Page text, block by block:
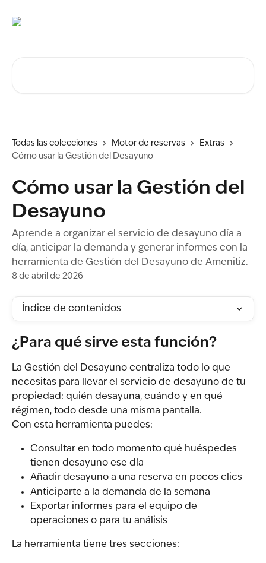
Todas las colecciones Motor de reservas
Extras
Cómo usar la Gestión del Desayuno
Cómo usar la Gestión del
Desayuno
Aprende a organizar el servicio de desayuno día a
día, anticipar la demanda y generar informes con la
herramienta de Gestión del Desayuno de Amenitiz.
8 de abril de 2026
Índice de contenidos
¿Para qué sirve esta función?
La Gestión del Desayuno centraliza todo lo que
necesitas para llevar el servicio de desayuno de tu
propiedad: quién desayuna, cuándo y en qué
régimen, todo desde una misma pantalla.
Con esta herramienta puedes:
Consultar en todo momento qué huéspedes
tienen desayuno ese día
Añadir desayuno a una reserva en pocos clics
Anticiparte a la demanda de la semana
Exportar informes para el equipo de
operaciones o para tu análisis
La herramienta tiene tres secciones: